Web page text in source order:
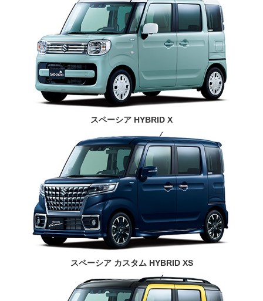
スペーシア HYBRID X
スペーシア カスタム HYBRID XS